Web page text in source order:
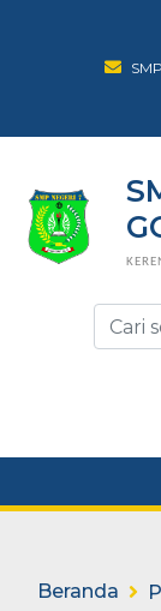
Beranda